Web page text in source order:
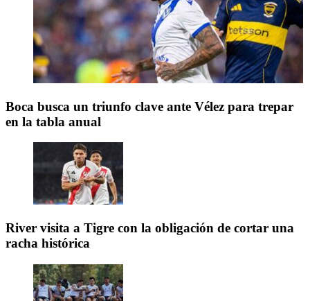
Boca busca un triunfo clave ante Vélez para trepar
en la tabla anual
River visita a Tigre con la obligación de cortar una
racha histórica